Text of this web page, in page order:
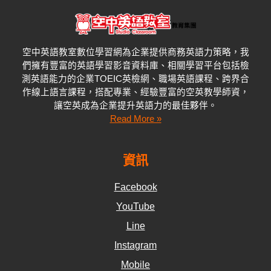
空中英語教室數位學習網為企業提供商務英語力策略，我
們擁有豐富的英語學習影音資料庫、相關學習平台包括檢
測英語能力的企業TOEIC英檢網、職場英語課程、跨界合
作線上語言課程，搭配專業、經驗豐富的空英教學師資，
讓空英成為企業提升英語力的最佳夥伴。
Read More »
資訊
Facebook
YouTube
Line
Instagram
Mobile